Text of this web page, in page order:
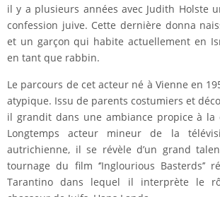
il y a plusieurs années avec Judith Holste
confession juive. Cette dernière donna
et un garçon qui habite actuellement en
en tant que rabbin.
Le parcours de cet acteur né à Vienne en
atypique. Issu de parents costumiers et
il grandit dans une ambiance propice à la
Longtemps acteur mineur de la
autrichienne, il se révèle d’un grand
tournage du film ‘’Inglourious Basterds’’
Tarantino dans lequel il interprète le